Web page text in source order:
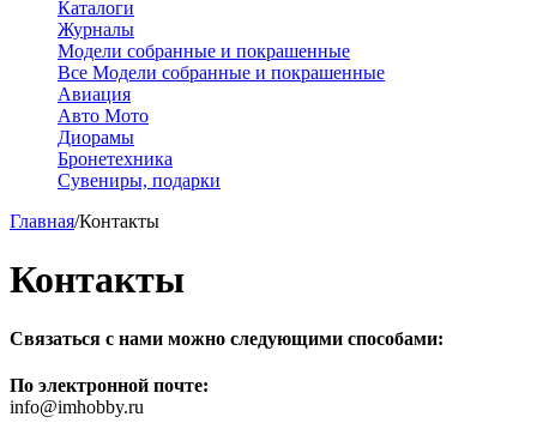
Каталоги
Журналы
Модели собранные и покрашенные
Все Модели собранные и покрашенные
Авиация
Авто Мото
Диорамы
Бронетехника
Сувениры, подарки
Главная/Контакты
Контакты
Связаться с нами можно следующими способами:
По электронной почте:
info@imhobby.ru